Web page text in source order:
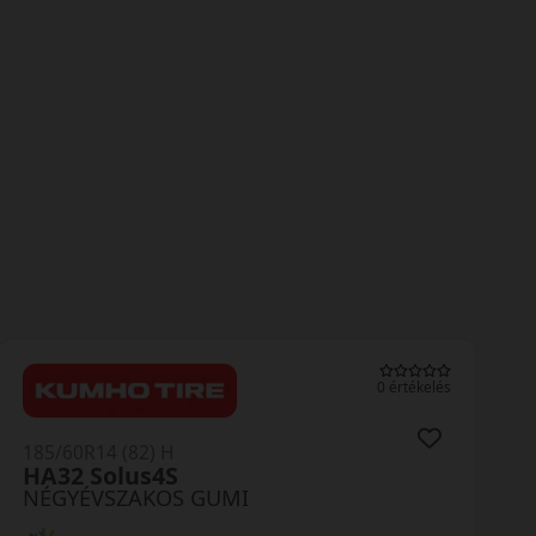
2 értékelés
NÉGYÉVSZAKOS GUMI
Quadraxer 3